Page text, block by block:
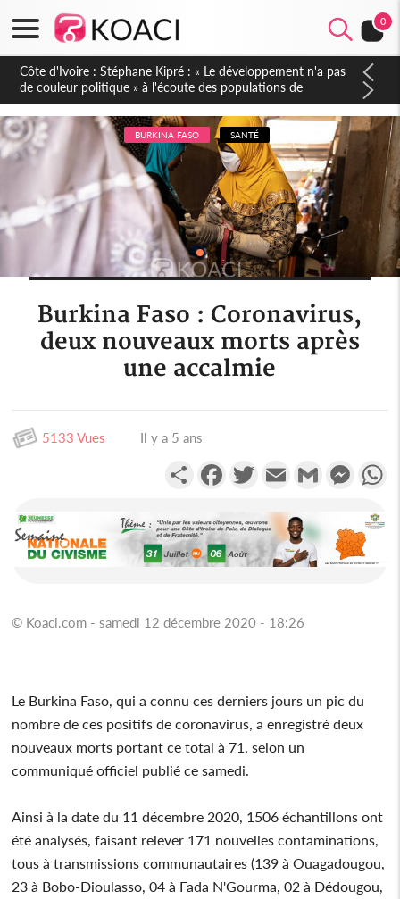
0
Mali : Les FAMa accueillent 254 anciens combattants issus de
groupes armés
BURKINA FASO SANTÉ
Burkina Faso : Coronavirus,
deux nouveaux morts après
une accalmie
5133 Vues Il y a 5 ans
PartagerFacebookTwitterEmail Gmail
© Koaci.com - samedi 12 décembre 2020 - 18:26
Le Burkina Faso, qui a connu ces derniers jours un pic du
nombre de ces positifs de coronavirus, a enregistré deux
nouveaux morts portant ce total à 71, selon un
communiqué officiel publié ce samedi.
Ainsi à la date du 11 décembre 2020, 1506 échantillons ont
été analysés, faisant relever 171 nouvelles contaminations,
tous à transmissions communautaires (139 à Ouagadougou,
23 à Bobo-Dioulasso, 04 à Fada N'Gourma, 02 à Dédougou,